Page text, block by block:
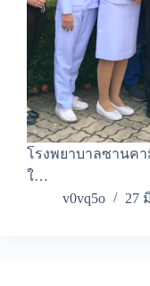
โรงพยาบาลซานค
ใ…
v0vq5o
27